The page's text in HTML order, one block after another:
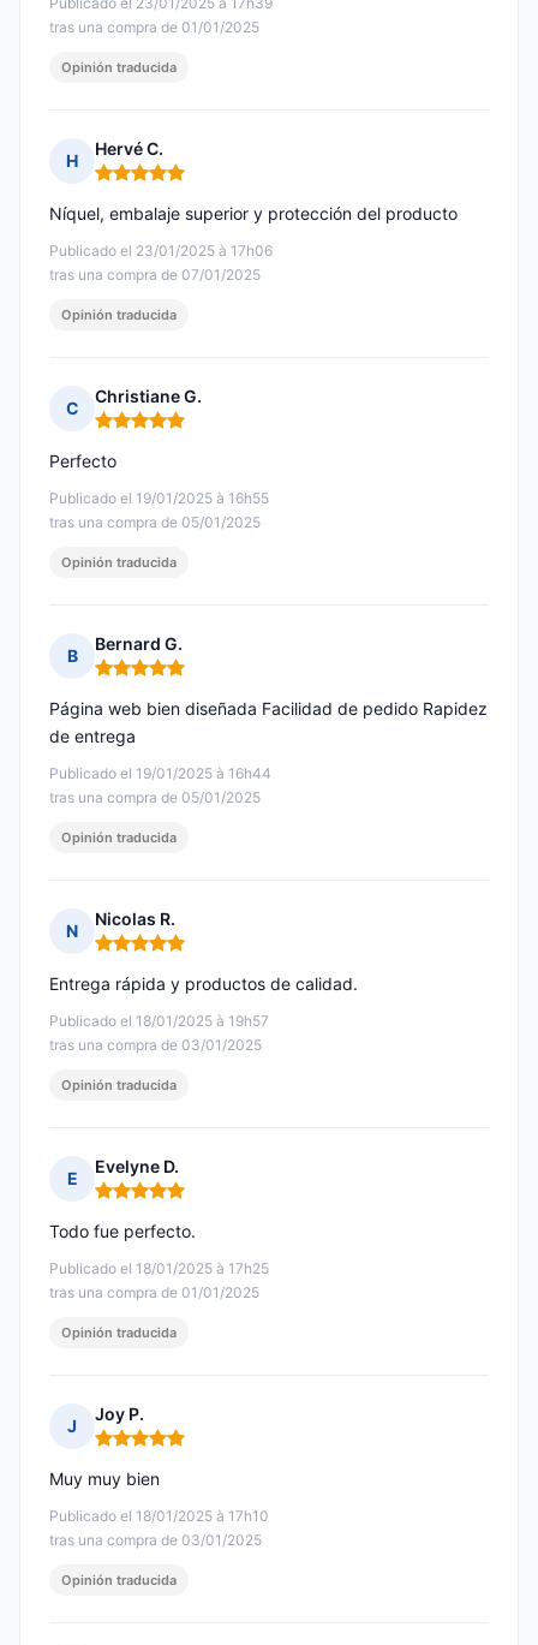
tras una compra de 01/01/2025
Opinión traducida
H
Hervé C.
Nota: 5 de 5
Publicado el 23/01/2025 à 17h06
tras una compra de 07/01/2025
Níquel, embalaje superior y protección del producto
Opinión traducida
C
Christiane G.
Nota: 5 de 5
Publicado el 19/01/2025 à 16h55
tras una compra de 05/01/2025
Perfecto
Opinión traducida
B
Bernard G.
Nota: 5 de 5
Publicado el 19/01/2025 à 16h44
tras una compra de 05/01/2025
Página web bien diseñada Facilidad de pedido Rapidez
de entrega
Opinión traducida
N
Nicolas R.
Nota: 5 de 5
Publicado el 18/01/2025 à 19h57
tras una compra de 03/01/2025
Entrega rápida y productos de calidad.
Opinión traducida
E
Evelyne D.
Nota: 5 de 5
Publicado el 18/01/2025 à 17h25
tras una compra de 01/01/2025
Todo fue perfecto.
Opinión traducida
J
Joy P.
Nota: 5 de 5
Publicado el 18/01/2025 à 17h10
tras una compra de 03/01/2025
Muy muy bien
Opinión traducida